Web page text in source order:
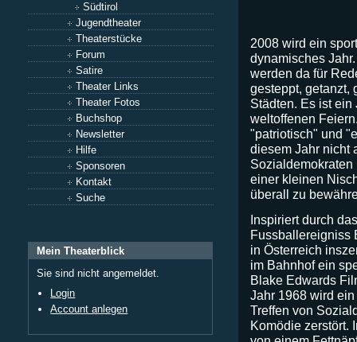
Südtirol
Jugendtheater
Theaterstücke
Forum
Satire
Theater Links
Theater Fotos
Buchshop
Newsletter
Hilfe
Sponsoren
Kontakt
Suche
Mein Theaterblick
Sie sind nicht angemeldet.
Login
Account anlegen
2008 wird ein
dynamisches
werden da für
gesteppt, getanzt,
Städten. Es ist
weltoffenen
"patriotisch" und
diesem Jahr nicht
Sozialdemokraten
einer kleinen
überall zu
Inspiriert durch
Fussballereigniss
in Österreich
im Bahnhof ein
Blake Edwards
Jahr 1968 wird
Treffen von
Komödie zerstört.